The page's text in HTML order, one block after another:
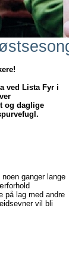
ved Lista Fyr i
og daglige
ganger lange
på lag med andre
vil bli